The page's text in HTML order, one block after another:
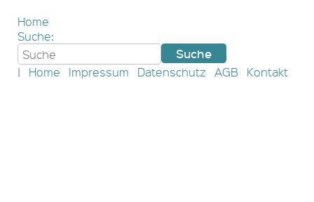
Home
Suche:
| Home Impressum Datenschutz AGB Kontakt